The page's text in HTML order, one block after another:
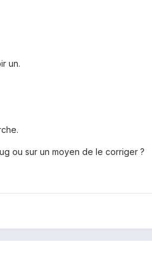
un.
ou sur un moyen de le corriger ?